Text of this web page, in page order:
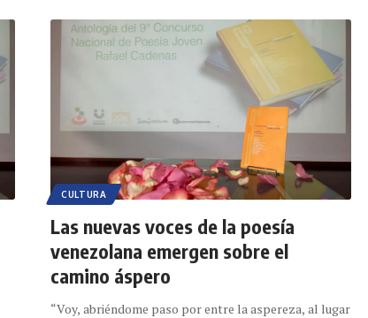
CULTURA
Las nuevas voces de la poesía
venezolana emergen sobre el
camino áspero
“Voy, abriéndome paso por entre la aspereza, al lugar